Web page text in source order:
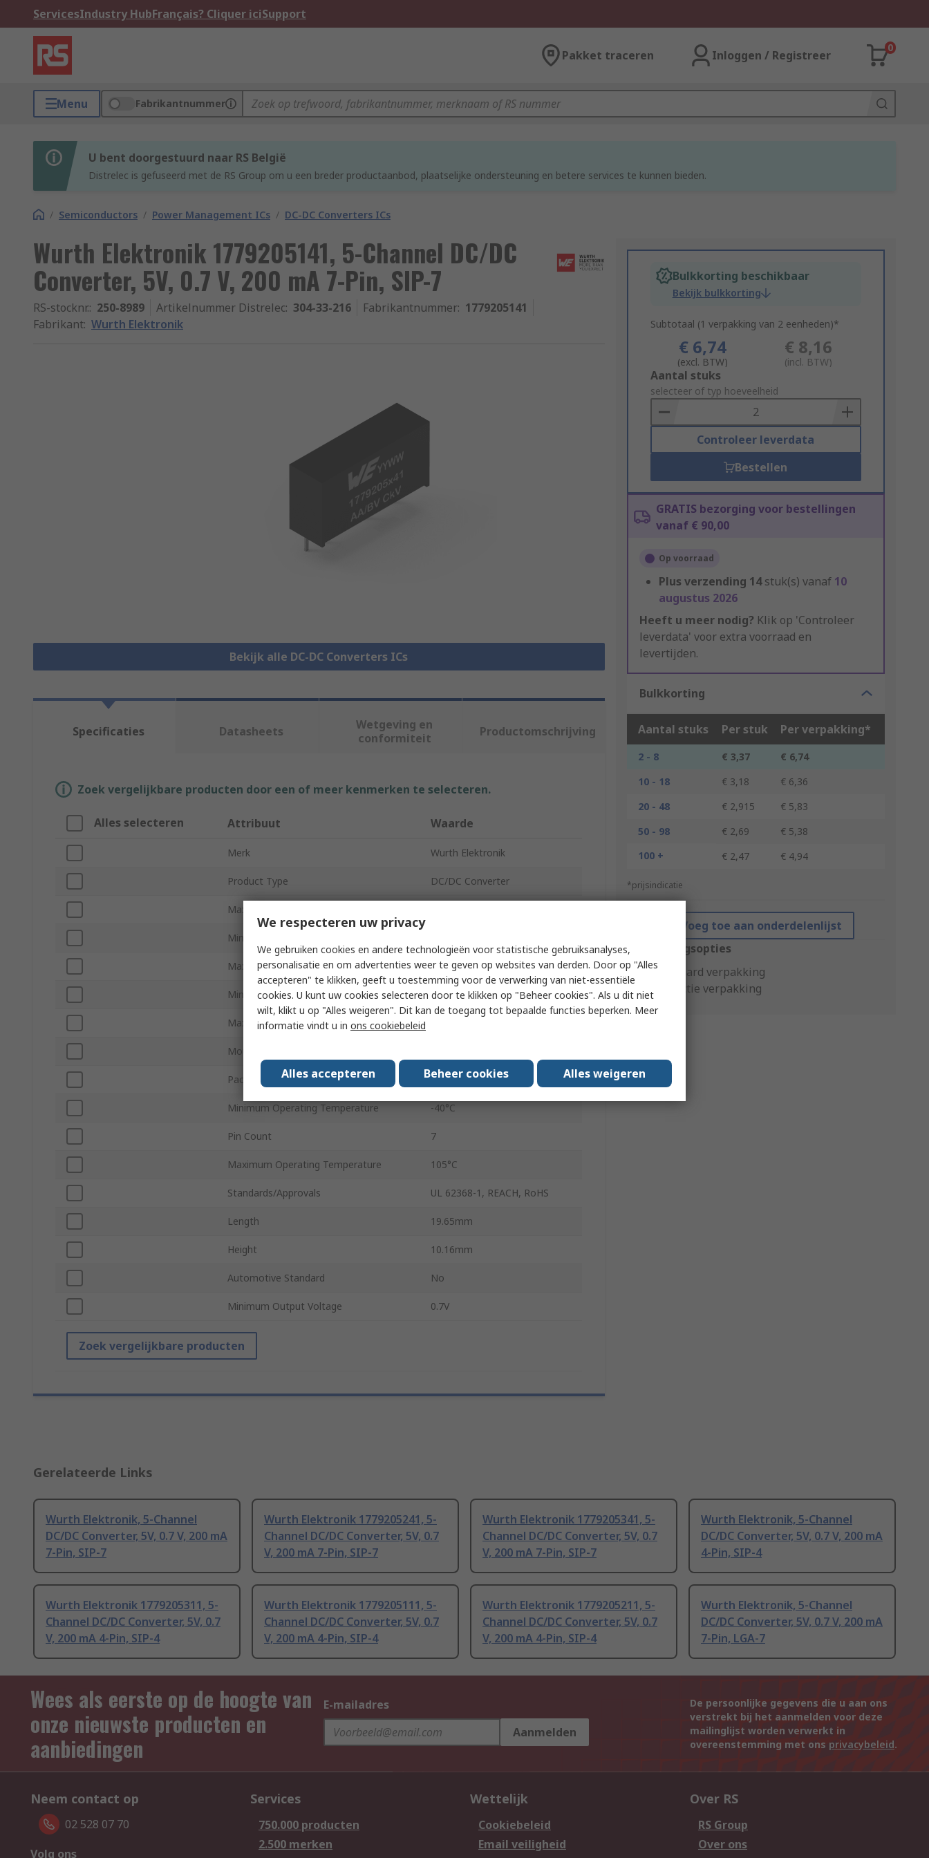
ServicesIndustry HubFrançais? Cliquer iciSupport
Pakket traceren Inloggen / Registreer
0
Menu Fabrikantnummer
U bent doorgestuurd naar RS België
Distrelec is gefuseerd met de RS Group om u een breder productaanbod, plaatselijke ondersteuning en betere services te kunnen bieden.
/ Semiconductors / Power Management ICs / DC-DC Converters ICs
Wurth Elektronik 1779205141, 5-Channel DC/DC
Converter, 5V, 0.7 V, 200 mA 7-Pin, SIP-7
RS-stocknr.: 250-8989 Artikelnummer Distrelec: 304-33-216 Fabrikantnummer: 1779205141
Fabrikant: Wurth Elektronik
Bekijk alle DC-DC Converters ICs
Bulkkorting beschikbaar
Bekijk bulkkorting
Subtotaal (1 verpakking van 2 eenheden)*
€ 6,74
(excl. BTW)
€ 8,16
(incl. BTW)
Add
to
Basket
Aantal stuks
selecteer of typ hoeveelheid
Controleer leverdata
Bestellen
GRATIS bezorging voor bestellingen
vanaf € 90,00
Op voorraad
Plus verzending 14stuk(s) vanaf 10
augustus 2026
Heeft u meer nodig? Klik op 'Controleer
leverdata' voor extra voorraad en
levertijden.
Bulkkorting
Aantal stuks Per stuk Per verpakking*
2 - 8 € 3,37
€ 6,74
10 - 18
€ 3,18
€ 6,36
20 - 48
€ 2,915
€ 5,83
50 - 98
€ 2,69
€ 5,38
100 +
€ 2,47 € 4,94
*prijsindicatie
Voeg toe aan onderdelenlijst
Verpakkingsopties
Standaard verpakking
Productie verpakking
Specificaties Datasheets
Wetgeving en
conformiteit
Productomschrijving
Zoek vergelijkbare producten door een of meer kenmerken te selecteren.
Alles selecteren Attribuut Waarde
Merk Wurth Elektronik
Product Type DC/DC Converter
Maximum Output Voltage
Minimum Input Voltage
Maximum Input Voltage 5.5V
Minimum Output Current 200mA
Maximum Output Current
Mount Type
Package Type SIP-7
Minimum Operating Temperature -40°C
Pin Count 7
Maximum Operating Temperature 105°C
Standards/Approvals UL 62368-1, REACH, RoHS
Length 19.65mm
Height 10.16mm
Automotive Standard No
Minimum Output Voltage 0.7V
Zoek vergelijkbare producten
Gerelateerde Links
Wurth Elektronik, 5-Channel
DC/DC Converter, 5V, 0.7 V, 200 mA
7-Pin, SIP-7
Wurth Elektronik 1779205241, 5-
Channel DC/DC Converter, 5V, 0.7
V, 200 mA 7-Pin, SIP-7
Wurth Elektronik 1779205341, 5-
Channel DC/DC Converter, 5V, 0.7
V, 200 mA 7-Pin, SIP-7
Wurth Elektronik, 5-Channel
DC/DC Converter, 5V, 0.7 V, 200 mA
4-Pin, SIP-4
Wurth Elektronik 1779205311, 5-
Channel DC/DC Converter, 5V, 0.7
V, 200 mA 4-Pin, SIP-4
Wurth Elektronik 1779205111, 5-
Channel DC/DC Converter, 5V, 0.7
V, 200 mA 4-Pin, SIP-4
Wurth Elektronik 1779205211, 5-
Channel DC/DC Converter, 5V, 0.7
V, 200 mA 4-Pin, SIP-4
Wurth Elektronik, 5-Channel
DC/DC Converter, 5V, 0.7 V, 200 mA
7-Pin, LGA-7
Wees als eerste op de hoogte van
onze nieuwste producten en
aanbiedingen
E-mailadres
Aanmelden
De persoonlijke gegevens die u aan ons
verstrekt bij het aanmelden voor deze
mailinglijst worden verwerkt in
overeenstemming met ons privacybeleid.
Neem contact op
02 528 07 70
Volg ons
Services
750.000 producten
2.500 merken
Wettelijk
Cookiebeleid
Email veiligheid
Over RS
RS Group
Over ons
We respecteren uw privacy
We gebruiken cookies en andere technologieën voor statistische gebruiksanalyses,
personalisatie en om advertenties weer te geven op websites van derden. Door op "Alles
accepteren" te klikken, geeft u toestemming voor de verwerking van niet-essentiële
cookies. U kunt uw cookies selecteren door te klikken op "Beheer cookies". Als u dit niet
wilt, klikt u op "Alles weigeren". Dit kan de toegang tot bepaalde functies beperken. Meer
informatie vindt u in ons cookiebeleid
Alles accepteren Beheer cookies Alles weigeren